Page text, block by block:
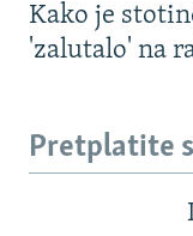
Kako je
'zalutalo' na
Pretplatite